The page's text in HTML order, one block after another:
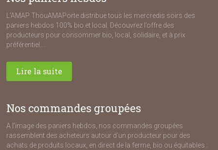
L’AMAP ThouAMAPorte distribue tous les mercredis soirs des
paniers hebdos 100% bio et local. Découvrez l’offre des
producteurs pour consommer bio, local, solidaire, et à prix
préférentiel....
Lire la suite
Nos commandes groupées
A l’image des paniers hebdos, nos commandes groupées
rassemblent des acheteurs autour d’un producteur pour des
achats de produits locaux, en direct de la ferme, bio ou équitables :